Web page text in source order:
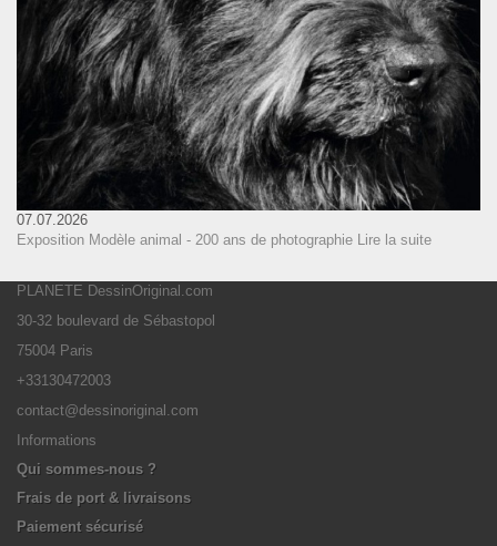
07.07.2026
Exposition Modèle animal - 200 ans de photographie Lire la suite
PLANETE DessinOriginal.com
30-32 boulevard de Sébastopol
75004 Paris
+33130472003
contact@dessinoriginal.com
Informations
Qui sommes-nous ?
Frais de port & livraisons
Paiement sécurisé